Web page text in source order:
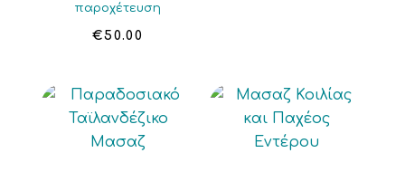
παροχέτευση
€50.00